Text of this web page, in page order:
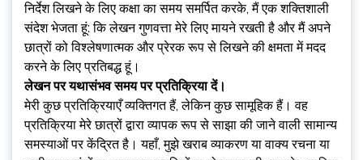
निर्देश लिखने के लिए कक्षा का समय समर्पित करके, मैं एक शक्तिशाली
संदेश भेजता हूं: कि लेखन गुणवत्ता मेरे लिए मायने रखती है और मैं अपने
छात्रों को विश्लेषणात्मक और प्रेरक रूप से लिखने की क्षमता में मदद
करने के लिए प्रतिबद्ध हूं।
लेखन पर यथासंभव समय पर प्रतिक्रिया दें।
मेरी कुछ प्रतिक्रियाएँ व्यक्तिगत हैं, लेकिन कुछ सामूहिक हैं। वह
प्रतिक्रिया मेरे छात्रों द्वारा व्यापक रूप से साझा की जाने वाली सामान्य
समस्याओं पर केंद्रित है। यहाँ, मुझे खराब व्याकरण या वाक्य रचना या